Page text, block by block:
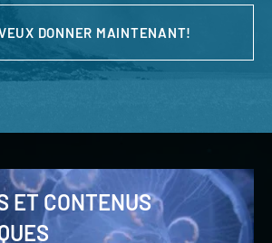
DONNER MAINTENANT!
ET CONTENUS